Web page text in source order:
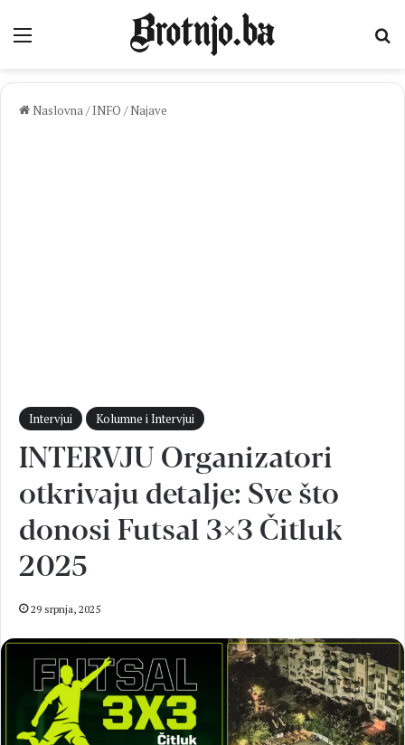
Izbornik
Naslovna/ INFO / Najave
Intervjui Kolumne i Intervjui
INTERVJU Organizatori
otkrivaju detalje: Sve što
donosi Futsal 3×3 Čitluk
2025
29 srpnja, 2025